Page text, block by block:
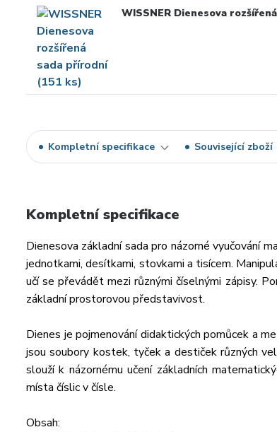
WISSNER Dienesova
Kompletní specifikace Související zboží
Kompletní specifikace
Dienesova základní sada pro názorné vyučování
jednotkami, desítkami, stovkami a tisícem.
učí se převádět mezi různými číselnými zápisy.
základní prostorovou představivost.
Dienes je pojmenování didaktických pomůcek a
jsou soubory kostek, tyček a destiček různých
slouží k názornému učení základních
místa číslic v čísle.
Obsah: